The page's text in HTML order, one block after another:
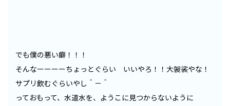
でも僕の悪い癖！！！
そんなーーーーちょっとぐらい いいやろ！！大袈裟やな！
サプリ飲むぐらいやし＾－＾
っておもって、水道水を、ようこに見つからないように